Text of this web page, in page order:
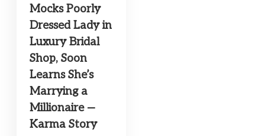
Mocks Poorly
Dressed Lady in
Luxury Bridal
Shop, Soon
Learns She’s
Marrying a
Millionaire —
Karma Story